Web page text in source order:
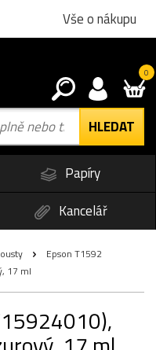
Vše o nákupu
0
Papíry
Kancelář
Epson T1592
17 ml